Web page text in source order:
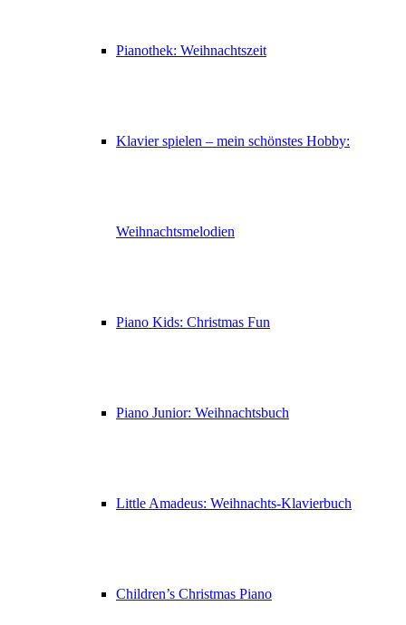
Pianothek: Weihnachtszeit
Klavier spielen – mein schönstes Hobby:
Weihnachtsmelodien
Piano Kids: Christmas Fun
Piano Junior: Weihnachtsbuch
Little Amadeus: Weihnachts-Klavierbuch
Children’s Christmas Piano